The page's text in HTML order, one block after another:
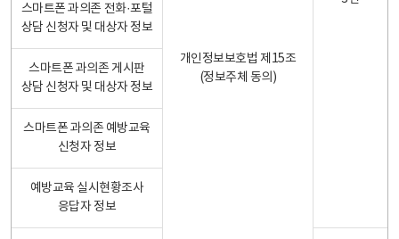
개인정보보호법 제15조
(정보주체 동의)
스마트폰 과의존 전화·포털
상담 신청자 및 대상자 정보
스마트폰 과의존 게시판
상담 신청자 및 대상자 정보
스마트폰 과의존 예방교육
신청자 정보
예방교육 실시현황조사
응답자 정보